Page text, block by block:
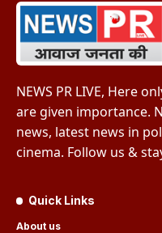
NEWS PR LIVE, Here
are given importance.
news, latest news in
cinema. Follow us &
Quick Links
About us